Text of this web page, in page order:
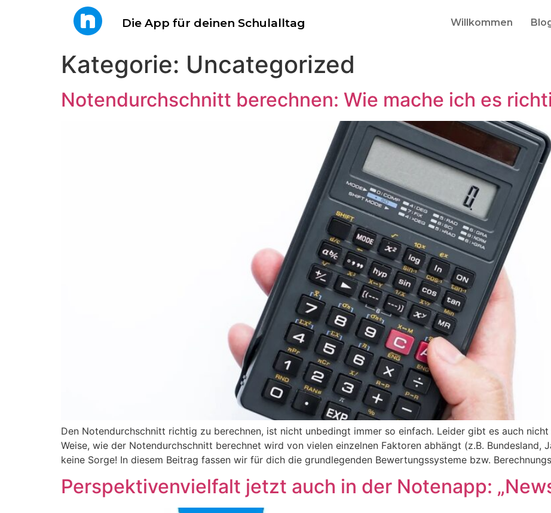
Die App für deinen Schulalltag Willkommen
Kategorie: Uncategorized
Notendurchschnitt berechnen: Wie mache ich es
Den Notendurchschnitt richtig zu berechnen, ist nicht unbedingt immer so einfach. Leider gibt es auch
Weise, wie der Notendurchschnitt berechnet wird von vielen einzelnen Faktoren abhängt (z.B. Bundesland,
keine Sorge! In diesem Beitrag fassen wir für dich die grundlegenden Bewertungssysteme bzw.
Perspektivenvielfalt jetzt auch in der Notenapp: